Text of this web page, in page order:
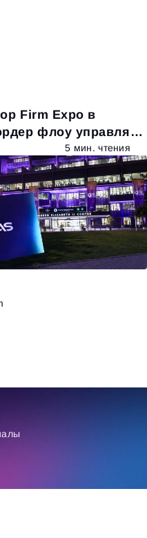
Firm Expo в
флоу управляет
5 мин. чтения